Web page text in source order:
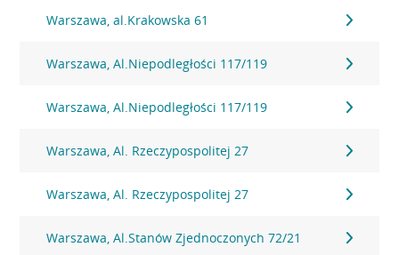
Warszawa, al.Krakowska 61
Warszawa, Al.Niepodległości 117/119
Warszawa, Al.Niepodległości 117/119
Warszawa, Al. Rzeczypospolitej 27
Warszawa, Al. Rzeczypospolitej 27
Warszawa, Al.Stanów Zjednoczonych 72/21